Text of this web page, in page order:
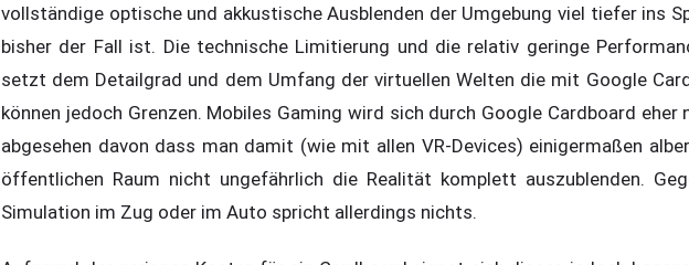
vollständige optische und akkustische Ausblenden der Umgebung viel tiefer ins
bisher der Fall ist. Die technische Limitierung und die relativ geringe
setzt dem Detailgrad und dem Umfang der virtuellen Welten die mit Google
können jedoch Grenzen. Mobiles Gaming wird sich durch Google Cardboard eher
abgesehen davon dass man damit (wie mit allen VR-Devices) einigermaßen
öffentlichen Raum nicht ungefährlich die Realität komplett auszublenden.
Simulation im Zug oder im Auto spricht allerdings nichts.